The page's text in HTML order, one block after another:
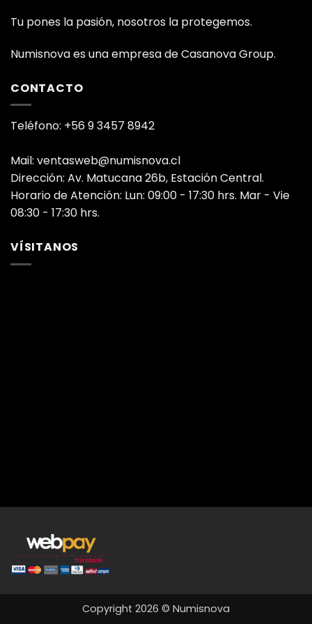
Tu pones la pasión, nosotros la protegemos.
Numisnova es una empresa de Casanova Group.
CONTACTO
Teléfono: +56 9 3457 8942
Mail: ventasweb@numisnova.cl
Dirección: Av. Matucana 26b, Estación Central.
Horario de Atención: Lun: 09:00 - 17:30 hrs. Mar - Vie
08:30 - 17:30 hrs.
VÍSITANOS
Copyright 2026 © Numisnova